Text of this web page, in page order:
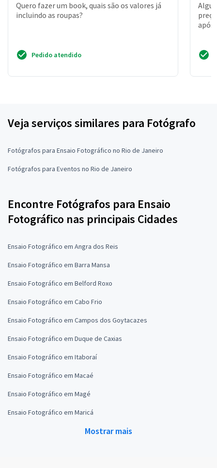
Quero fazer um book, quais são os valores já
incluindo as roupas?
Pedido atendido
após
Veja serviços similares para Fotógrafo
Fotógrafos para Ensaio Fotográfico no Rio de Janeiro
Fotógrafos para Eventos no Rio de Janeiro
Encontre Fotógrafos para Ensaio
Fotográfico nas principais Cidades
Ensaio Fotográfico em Angra dos Reis
Ensaio Fotográfico em Barra Mansa
Ensaio Fotográfico em Belford Roxo
Ensaio Fotográfico em Cabo Frio
Ensaio Fotográfico em Campos dos Goytacazes
Ensaio Fotográfico em Duque de Caxias
Ensaio Fotográfico em Itaboraí
Ensaio Fotográfico em Macaé
Ensaio Fotográfico em Magé
Ensaio Fotográfico em Maricá
Mostrar mais